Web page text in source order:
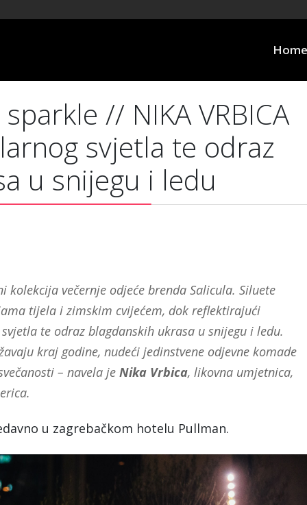
Home
// NIKA VRBICA
svjetla te odraz
u snijegu i ledu
kolekcija večernje odjeće brenda Salicula. Siluete
tijela i zimskim cvijećem, dok reflektirajući
te odraz blagdanskih ukrasa u snijegu i ledu.
kraj godine, nudeći jedinstvene odjevne komade
– navela je Nika Vrbica, likovna umjetnica,
u zagrebačkom hotelu Pullman.